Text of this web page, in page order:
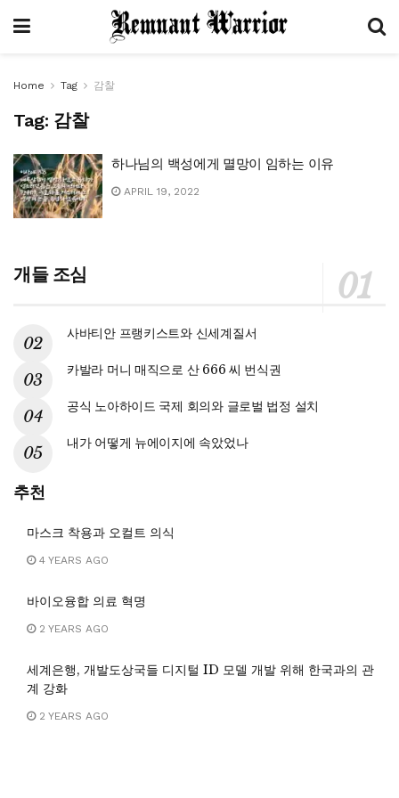
Home Tag 감찰
Tag: 감찰
하나님의 백성에게 멸망이 임하는 이유
APRIL 19, 2022
개들 조심
사바티안 프랭키스트와 신세계질서
카발라 머니 매직으로 산 666 씨 번식권
공식 노아하이드 국제 회의와 글로벌 법정 설치
내가 어떻게 뉴에이지에 속았었나
추천
마스크 착용과 오컬트 의식
4 YEARS AGO
바이오융합 의료 혁명
2 YEARS AGO
세계은행, 개발도상국들 디지털 ID 모델 개발 위해 한국과의 관
계 강화
2 YEARS AGO